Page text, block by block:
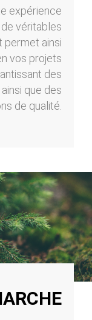
expérience
de véritables
permet ainsi
vos projets
des
que des
de qualité.